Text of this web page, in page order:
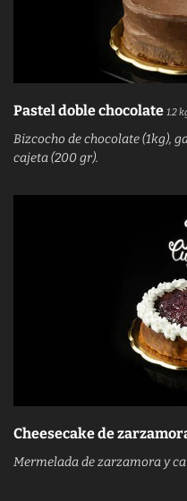
Pastel doble chocolate 1.2
Bizcocho de chocolate (1kg),
cajeta (200 gr).
Cheesecake de
Mermelada de zarzamora y